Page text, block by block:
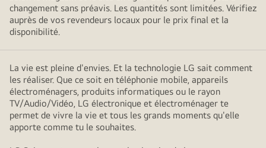
changement sans préavis. Les quantités sont limitées. Vérifiez
auprès de vos revendeurs locaux pour le prix final et la
disponibilité.
La vie est pleine d'envies. Et la technologie LG sait comment
les réaliser. Que ce soit en téléphonie mobile, appareils
électroménagers, produits informatiques ou le rayon
TV/Audio/Vidéo, LG électronique et électroménager te
permet de vivre la vie et tous les grands moments qu'elle
apporte comme tu le souhaites.